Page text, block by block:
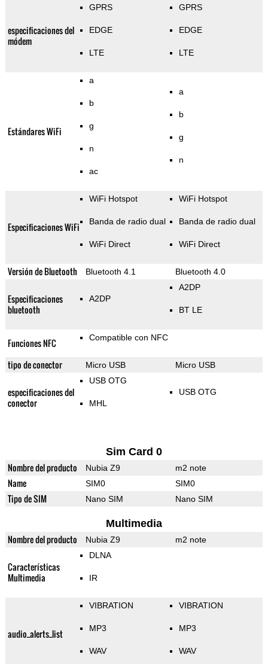
especificaciones del
módem
GPRS
EDGE
LTE
GPRS
EDGE
LTE
Estándares WiFi
a
b
g
n
ac
a
b
g
n
Especificaciones WiFi
WiFi Hotspot
Banda de radio dual
WiFi Direct
WiFi Hotspot
Banda de radio dual
WiFi Direct
Versión de Bluetooth Bluetooth 4.1 Bluetooth 4.0
Especificaciones
bluetooth
A2DP
A2DP
BT LE
Funciones NFC Compatible con NFC
tipo de conector Micro USB Micro USB
especificaciones del
conector
USB OTG
MHL
USB OTG
Sim Card 0
Nombre del producto Nubia Z9 m2 note
Name SIM0 SIM0
Tipo de SIM Nano SIM Nano SIM
Multimedia
Nombre del producto Nubia Z9 m2 note
Características
Multimedia
DLNA
IR
audio_alerts_list
VIBRATION
MP3
WAV
VIBRATION
MP3
WAV